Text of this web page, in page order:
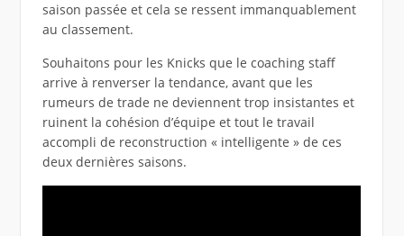
saison passée et cela se ressent immanquablement
au classement.
Souhaitons pour les Knicks que le coaching staff
arrive à renverser la tendance, avant que les
rumeurs de trade ne deviennent trop insistantes et
ruinent la cohésion d’équipe et tout le travail
accompli de reconstruction « intelligente » de ces
deux dernières saisons.